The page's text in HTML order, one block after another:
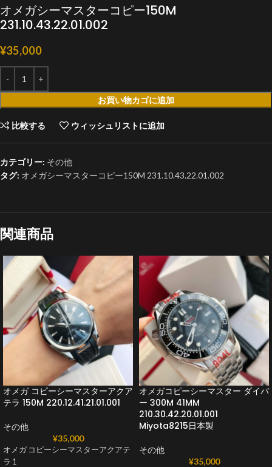
オメガシーマスターコピー150 M
231.10.43.22.01.002
¥35,000
お買い物カゴに追加
比較する ウィッシュリストに追加
カテゴリー: その他
タグ: オメガシーマスターコピー150 M 231.10.43.22.01.002
関連商品
オメガ コピーシーマスターアクア
テラ 150 M 220.12.41.21.01.001
その他
¥35,000
オメガ コピーシーマスターアクアテ
ラ 1
オメガコピーシーマスター ダイバ
ー 300M 41MM
210.30.42.20.01.001
Miyota8215日本製
その他
¥35,000